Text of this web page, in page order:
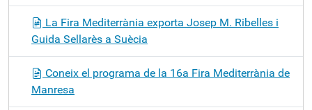
La Fira Mediterrània exporta Josep M. Ribelles i
Guida Sellarès a Suècia
Coneix el programa de la 16a Fira Mediterrània de
Manresa